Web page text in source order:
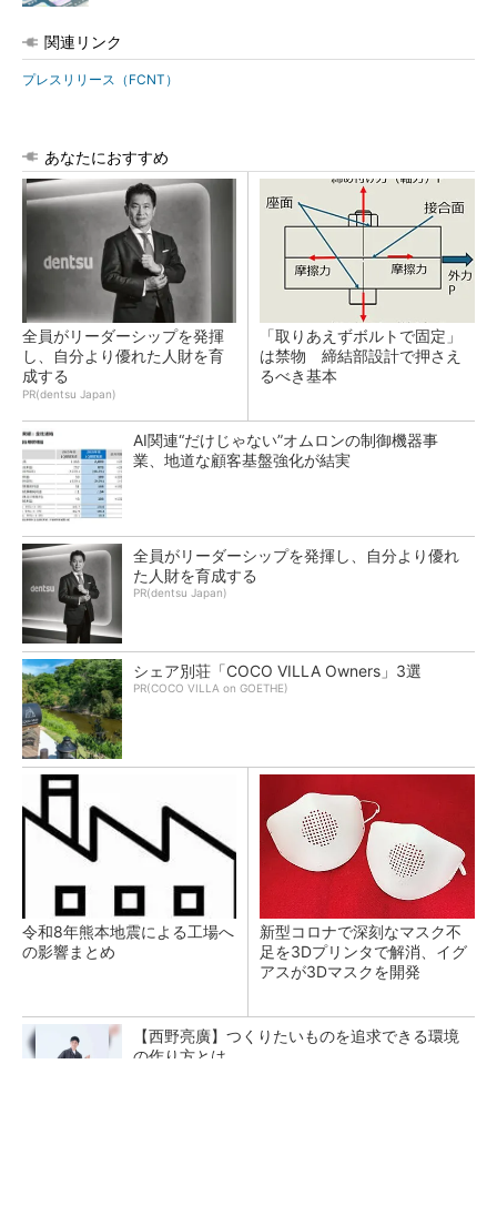
関連リンク
プレスリリース（FCNT）
あなたにおすすめ
全員がリーダーシップを発揮
し、自分より優れた人財を育
成する
PR(dentsu Japan)
「取りあえずボルトで固定」
は禁物 締結部設計で押さえ
るべき基本
AI関連“だけじゃない”オムロンの制御機器事
業、地道な顧客基盤強化が結実
全員がリーダーシップを発揮し、自分より優れ
た人財を育成する
PR(dentsu Japan)
シェア別荘「COCO VILLA Owners」3選
PR(COCO VILLA on GOETHE)
令和8年熊本地震による工場へ
の影響まとめ
新型コロナで深刻なマスク不
足を3Dプリンタで解消、イグ
アスが3Dマスクを開発
【西野亮廣】つくりたいものを追求できる環境
の作り方とは